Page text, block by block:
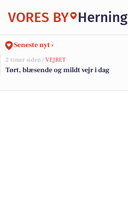
VORES BY Herning
Seneste nyt ›
2 timer siden | VEJRET
Tørt, blæsende og mildt vejr i dag